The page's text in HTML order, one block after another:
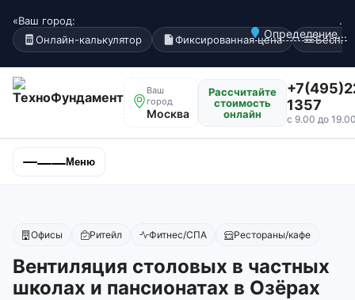
«Ваш город:
Определение...
.
Онлайн-калькулятор
Фиксированная цена
Ваш
город
Москва
Рассчитайте
стоимость
онлайн
1357
с 9.00 до
Меню
Офисы Ритейл Фитнес/СПА Рестораны/кафе
Вентиляция столовых в частных
школах и пансионатах в Озёрах